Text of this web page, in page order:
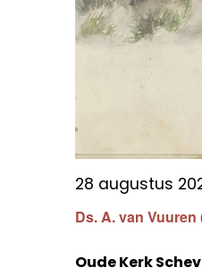
Ds. A. van
28 augustus
Oude Kerk